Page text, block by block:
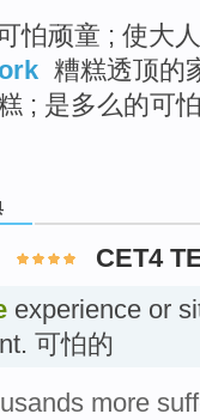
怕顽童 ; 使大
糟糕透顶的
; 是多么的可
CET4
experience or
可怕的
more